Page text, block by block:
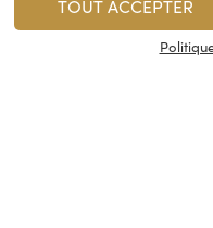
TOUT ACCEPTER